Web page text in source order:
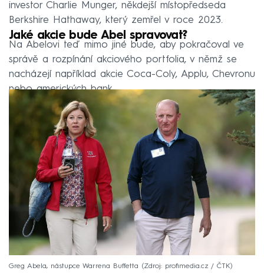
investor Charlie Munger, někdejší místopředseda
Berkshire Hathaway, který zemřel v roce 2023.
Jaké akcie bude Abel spravovat?
Na Abelovi teď mimo jiné bude, aby pokračoval ve
správě a rozpínání akciového portfolia, v němž se
nacházejí například akcie Coca-Coly, Applu, Chevronu
nebo amerických bank.
Greg Abela, nástupce Warrena Buffetta Zdroj: profimedia.cz / ČTK